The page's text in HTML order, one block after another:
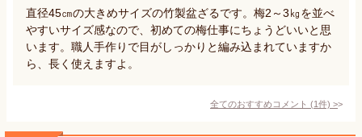
直径45㎝の大きめサイズの竹製盆ざるです。梅2～3㎏を並べ
やすいサイズ感なので、初めての梅仕事にちょうどいいと思
います。職人手作りで目がしっかりと編み込まれていますか
ら、長く使えますよ。
全てのおすすめコメント (1件) >